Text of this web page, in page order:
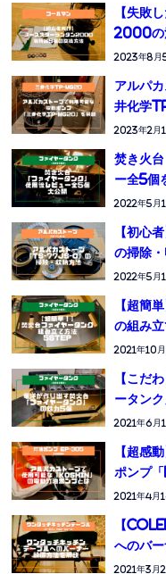
【失敗
2000の
2023年8月
アルパ
井化学
2023年2月
焚き火
ー全5個
2022年5月
【初心
の掃除
2022年5月1
【超簡
の組み
2021年10月
【こだ
ータン
2021年6月
【超感
ポンプ
2021年4月
【
へのバ
2021年3月